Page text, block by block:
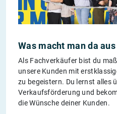
Was macht man da
Als Fachverkäufer bist du
unsere Kunden mit
zu begeistern. Du lernst alles
Verkaufsförderung und
die Wünsche deiner Kunden.